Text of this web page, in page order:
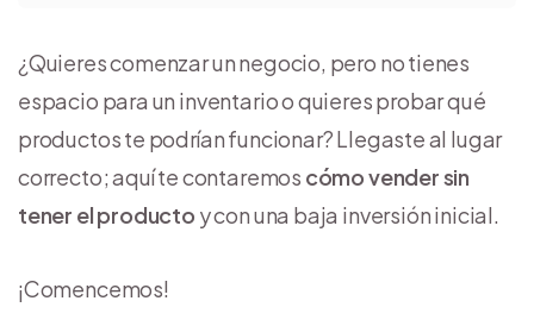
¿Quieres comenzar un negocio, pero no tienes
espacio para un inventario o quieres probar qué
productos te podrían funcionar? Llegaste al lugar
correcto; aquí te contaremos cómo vender sin
tener el producto y con una baja inversión inicial.
¡Comencemos!